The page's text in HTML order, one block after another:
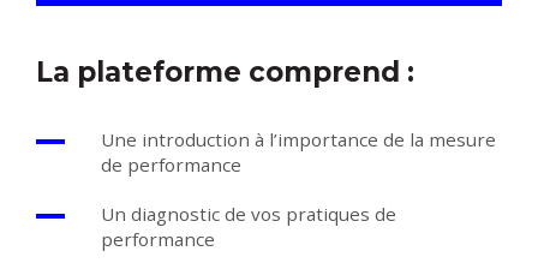
La plateforme comprend :
Une introduction à l’importance de la mesure
de performance
Un diagnostic de vos pratiques de
performance